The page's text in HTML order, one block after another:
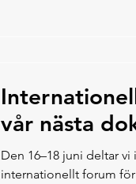
vår nästa
Den 16–18 juni deltar
internationellt forum